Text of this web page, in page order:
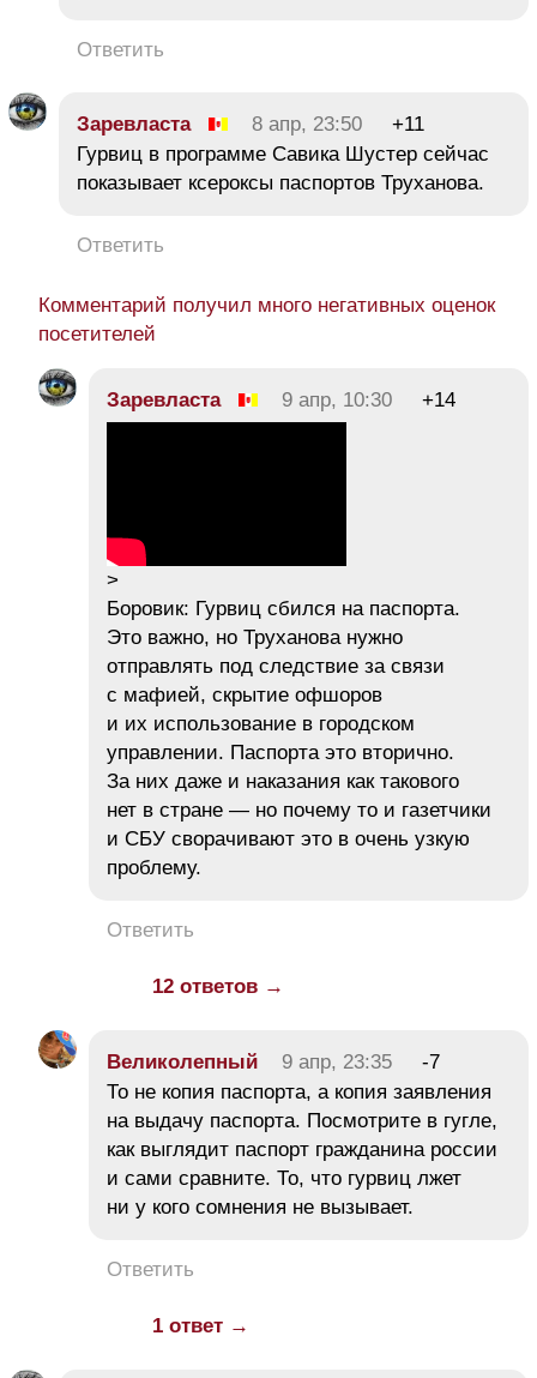
Ответить
Заревласта 8 апр, 23:50
+11
Гурвиц в программе Савика Шустер сейчас
показывает ксероксы паспортов Труханова.
Ответить
Комментарий получил много негативных оценок
посетителей
Заревласта 9 апр, 10:30 +14
>
Боровик: Гурвиц сбился на паспорта.
Это важно, но Труханова нужно
отправлять под следствие за связи
с мафией, скрытие офшоров
и их использование в городском
управлении. Паспорта это вторично.
За них даже и наказания как такового
нет в стране — но почему то и газетчики
и СБУ сворачивают это в очень узкую
проблему.
Ответить
12 ответов →
Великолепный 9 апр, 23:35
-7
То не копия паспорта, а копия заявления
на выдачу паспорта. Посмотрите в гугле,
как выглядит паспорт гражданина россии
и сами сравните. То, что гурвиц лжет
ни у кого сомнения не вызывает.
Ответить
1 ответ →